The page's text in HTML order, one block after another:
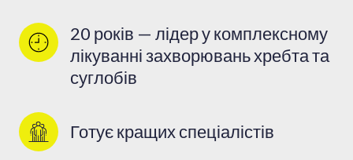
20 років — лідер у комплексному
лікуванні захворювань хребта та
суглобів
Готує кращих спеціалістів